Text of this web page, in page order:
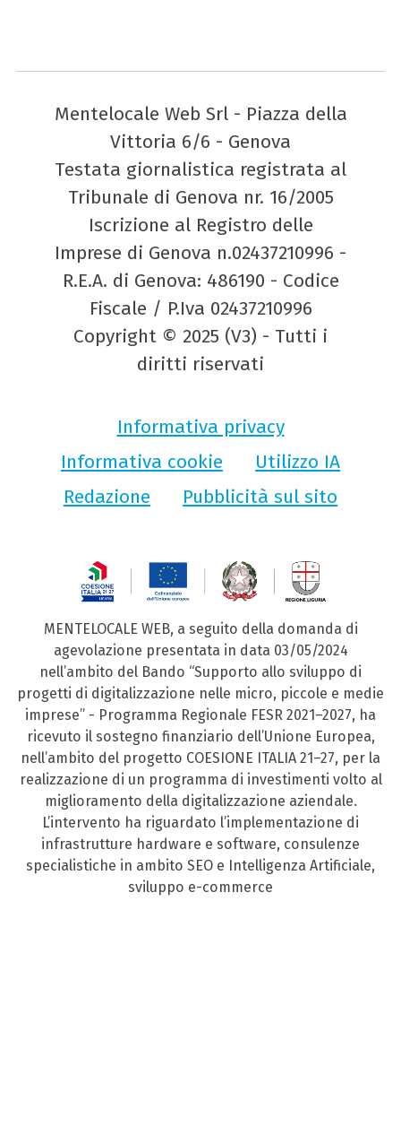
Mentelocale Web Srl - Piazza della
Vittoria 6/6 - Genova
Testata giornalistica registrata al
Tribunale di Genova nr. 16/2005
Iscrizione al Registro delle
Imprese di Genova n.02437210996 -
R.E.A. di Genova: 486190 - Codice
Fiscale / P.Iva 02437210996
Copyright © 2025 (V3) - Tutti i
diritti riservati
Informativa privacy
Informativa cookie
Utilizzo IA
Redazione
Pubblicità sul sito
MENTELOCALE WEB, a seguito della domanda di
agevolazione presentata in data 03/05/2024
nell’ambito del Bando “Supporto allo sviluppo di
progetti di digitalizzazione nelle micro, piccole e medie
imprese” - Programma Regionale FESR 2021–2027, ha
ricevuto il sostegno finanziario dell’Unione Europea,
nell’ambito del progetto COESIONE ITALIA 21–27, per la
realizzazione di un programma di investimenti volto al
miglioramento della digitalizzazione aziendale.
L’intervento ha riguardato l’implementazione di
infrastrutture hardware e software, consulenze
specialistiche in ambito SEO e Intelligenza Artificiale,
sviluppo e-commerce